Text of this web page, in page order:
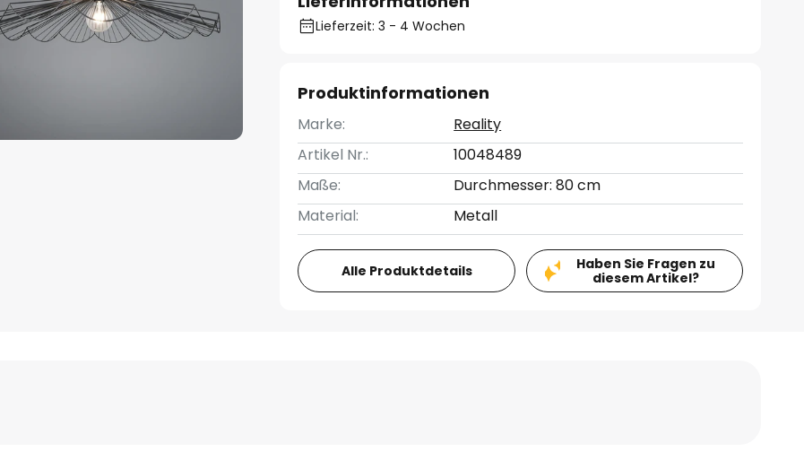
Lieferzeit: 3 - 4 Wochen
Produktinformationen
Marke:
Reality
Artikel Nr.:
10048489
Maße:
Durchmesser: 80 cm
Material:
Metall
Alle Produktdetails
Haben Sie Fragen zu
diesem Artikel?